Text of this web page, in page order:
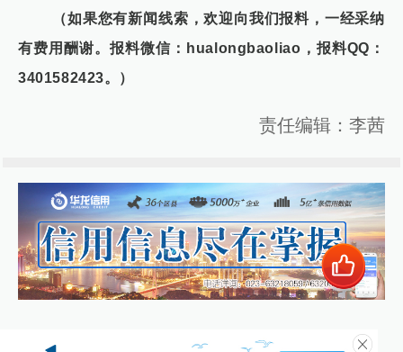
（如果您有新闻线索，欢迎向我们报料，一经采纳
有费用酬谢。报料微信：hualongbaoliao，报料QQ：
3401582423。）
责任编辑：李茜